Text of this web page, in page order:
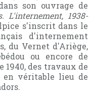
son ouvrage de
L'internement, 1938-
s'inscrit dans le
d'internement
du Vernet d'Ariège,
ou encore de
1940, des travaux de
véritable lieu de